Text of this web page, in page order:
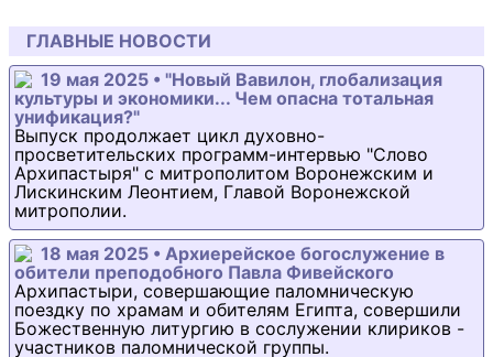
ГЛАВНЫЕ НОВОСТИ
19 мая 2025 • "Новый Вавилон, глобализация
культуры и экономики... Чем опасна тотальная
унификация?"
Выпуск продолжает цикл духовно-
просветительских программ-интервью "Слово
Архипастыря" с митрополитом Воронежским и
Лискинским Леонтием, Главой Воронежской
митрополии.
18 мая 2025 • Архиерейское богослужение в
обители преподобного Павла Фивейского
Архипастыри, совершающие паломническую
поездку по храмам и обителям Египта, совершили
Божественную литургию в сослужении клириков -
участников паломнической группы.